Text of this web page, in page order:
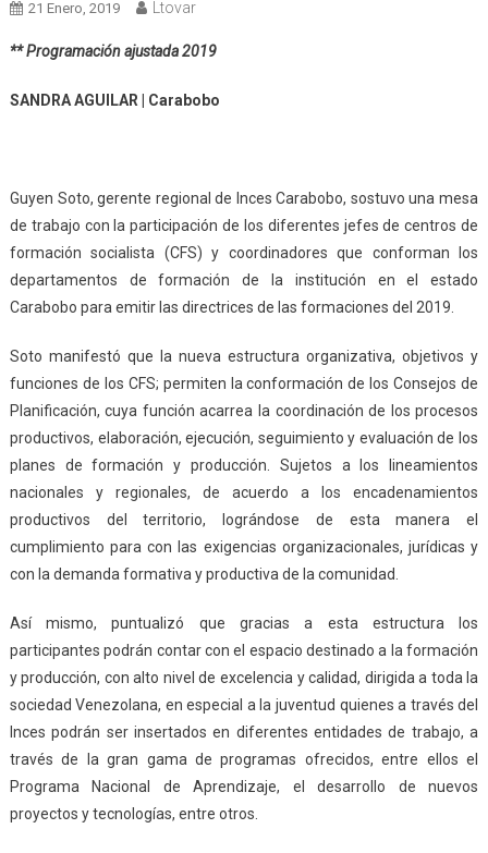
21 Enero, 2019 Ltovar
** Programación ajustada 2019
SANDRA AGUILAR | Carabobo
Guyen Soto, gerente regional de Inces Carabobo, sostuvo una mesa
de trabajo con la participación de los diferentes jefes de centros de
formación socialista (CFS) y coordinadores que conforman los
departamentos de formación de la institución en el estado
Carabobo para emitir las directrices de las formaciones del 2019.
Soto manifestó que la nueva estructura organizativa, objetivos y
funciones de los CFS; permiten la conformación de los Consejos de
Planificación, cuya función acarrea la coordinación de los procesos
productivos, elaboración, ejecución, seguimiento y evaluación de los
planes de formación y producción. Sujetos a los lineamientos
nacionales y regionales, de acuerdo a los encadenamientos
productivos del territorio, lográndose de esta manera el
cumplimiento para con las exigencias organizacionales, jurídicas y
con la demanda formativa y productiva de la comunidad.
Así mismo, puntualizó que gracias a esta estructura los
participantes podrán contar con el espacio destinado a la formación
y producción, con alto nivel de excelencia y calidad, dirigida a toda la
sociedad Venezolana, en especial a la juventud quienes a través del
Inces podrán ser insertados en diferentes entidades de trabajo, a
través de la gran gama de programas ofrecidos, entre ellos el
Programa Nacional de Aprendizaje, el desarrollo de nuevos
proyectos y tecnologías, entre otros.